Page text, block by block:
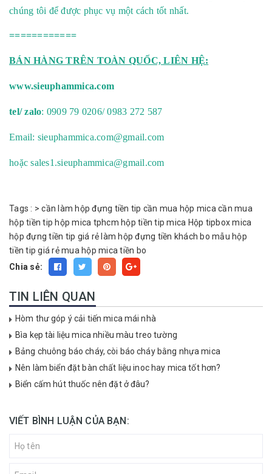
chúng tôi để được phục vụ một cách tốt nhất.
============
BÁN HÀNG TRÊN TOÀN QUỐC, LIÊN HỆ:
www.sieuphammica.com
tel/ zalo: 0909 79 0206/ 0983 272 587
Email: sieuphammica.com@gmail.com
hoặcsales1.sieuphammica@gmail.com
Tags : >cần làm hộp đựng tiền tip cần mua hộp mica cần mua
hộp tiền tip hộp mica tphcm hộp tiền tip mica Hộp tipbox mica
hộp đựng tiền tip giá rẻ làm hộp đựng tiền khách bo mẫu hộp
tiền tip giá rẻ mua hộp mica tiền bo
Chia sẻ:
TIN LIÊN QUAN
Hòm thư góp ý cải tiến mica mái nhà
Bìa kẹp tài liệu mica nhiều màu treo tường
Bảng chuông báo cháy, còi báo cháy bằng nhựa mica
Nên làm biển đặt bàn chất liệu inoc hay mica tốt hơn?
Biển cấm hút thuốc nên đặt ở đâu?
VIẾT BÌNH LUẬN CỦA BẠN: